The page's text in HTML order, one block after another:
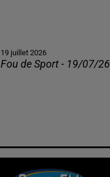
19 juillet 2026
Fou de Sport - 19/07/26